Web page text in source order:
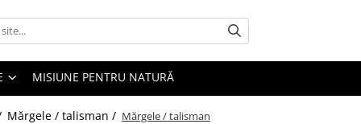
MISIUNE PENTRU NATURĂ
Mărgele / talisman / Mărgele / talisman